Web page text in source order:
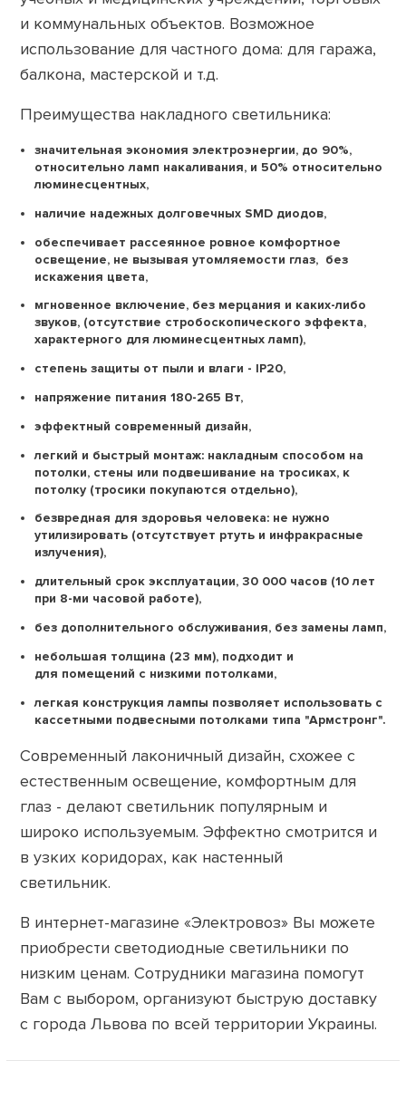
и коммунальных объектов. Возможное
использование для частного дома: для гаража,
балкона, мастерской и т.д.
Преимущества накладного светильника:
значительная экономия электроэнергии, до 90%,
относительно ламп накаливания, и 50% относительно
люминесцентных,
наличие надежных долговечных SMD диодов,
обеспечивает рассеянное ровное комфортное
освещение, не вызывая утомляемости глаз, без
искажения цвета,
мгновенное включение, без мерцания и каких-либо
звуков, (отсутствие стробоскопического эффекта,
характерного для люминесцентных ламп),
степень защиты от пыли и влаги - IР20,
напряжение питания 180-265 Вт,
эффектный современный дизайн,
легкий и быстрый монтаж: накладным способом на
потолки, стены или подвешивание на тросиках, к
потолку (тросики покупаются отдельно),
безвредная для здоровья человека: не нужно
утилизировать (отсутствует ртуть и инфракрасные
излучения),
длительный срок эксплуатации, 30 000 часов (10 лет
при 8-ми часовой работе),
без дополнительного обслуживания, без замены ламп,
небольшая толщина (23 мм), подходит и
для помещений с низкими потолками,
легкая конструкция лампы позволяет использовать с
кассетными подвесными потолками типа "Армстронг".
Современный лаконичный дизайн, схожее с
естественным освещение, комфортным для
глаз - делают светильник популярным и
широко используемым. Эффектно смотрится и
в узких коридорах, как настенный
светильник.
В интернет-магазине «Электровоз» Вы можете
приобрести светодиодные светильники по
низким ценам. Сотрудники магазина помогут
Вам с выбором, организуют быструю доставку
с города Львова по всей территории Украины.